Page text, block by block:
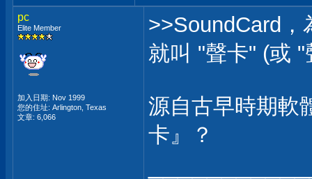
pc
Elite Member
加入日期: Nov 1999
您的住址: Arlington, Texas
文章: 6,066
>>SoundCard
就叫 "聲卡" (或 "
源自古早時期軟
卡』？